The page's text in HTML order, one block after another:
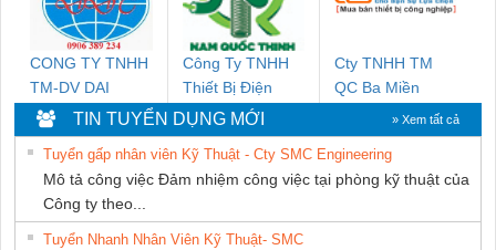
CONG TY TNHH
TM-DV DAI
DONG THANH
Công Ty TNHH
Thiết Bị Điện
Nam Quốc Thịnh
Cty TNHH TM
QC Ba Miền
TIN TUYỂN DỤNG MỚI » Xem tất cả
Tuyển gấp nhân viên Kỹ Thuật - Cty SMC Engineering
Mô tả công việc Đảm nhiệm công việc tại phòng kỹ thuật của
Công ty theo...
Tuyển Nhanh Nhân Viên Kỹ Thuật- SMC